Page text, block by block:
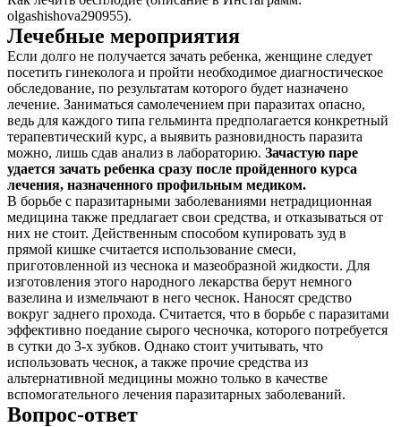
olgashishova290955).
Лечебные мероприятия
Если долго не получается зачать ребенка, женщине следует
посетить гинеколога и пройти необходимое диагностическое
обследование, по результатам которого будет назначено
лечение. Заниматься самолечением при паразитах опасно,
ведь для каждого типа гельминта предполагается конкретный
терапевтический курс, а выявить разновидность паразита
можно, лишь сдав анализ в лабораторию. Зачастую паре
удается зачать ребенка сразу после пройденного курса
лечения, назначенного профильным медиком.
В борьбе с паразитарными заболеваниями нетрадиционная
медицина также предлагает свои средства, и отказываться от
них не стоит. Действенным способом купировать зуд в
прямой кишке считается использование смеси,
приготовленной из чеснока и мазеобразной жидкости. Для
изготовления этого народного лекарства берут немного
вазелина и измельчают в него чеснок. Наносят средство
вокруг заднего прохода. Считается, что в борьбе с паразитами
эффективно поедание сырого чесночка, которого потребуется
в сутки до 3-х зубков. Однако стоит учитывать, что
использовать чеснок, а также прочие средства из
альтернативной медицины можно только в качестве
вспомогательного лечения паразитарных заболеваний.
Вопрос-ответ